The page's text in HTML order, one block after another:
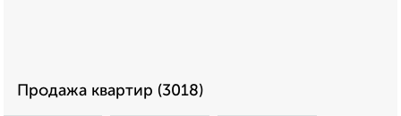
Продажа квартир (3018)